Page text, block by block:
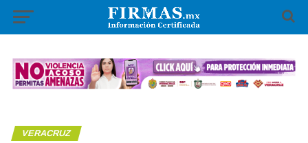
VERACRUZ